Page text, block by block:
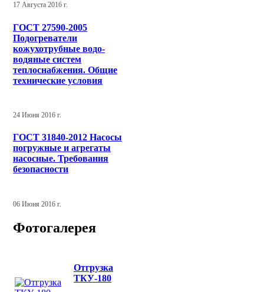
17 Августа 2016 г.
ГОСТ 27590-2005
Подогреватели
кожухотрубные водо-
водяные систем
теплоснабжения. Общие
технические условия
24 Июня 2016 г.
ГОСТ 31840-2012 Насосы
погружные и агрегаты
насосные. Требования
безопасности
06 Июня 2016 г.
Фотогалерея
Отгрузка
ТКУ-180